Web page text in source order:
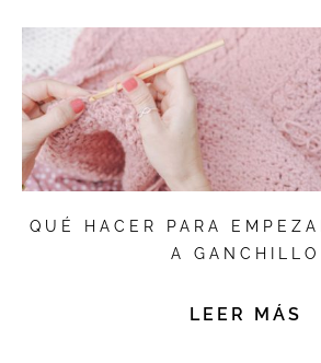
QUÉ HACER PARA
A GANCHILLO
LEER MÁS